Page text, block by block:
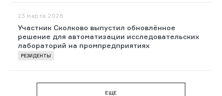
23 марта 2026
Участник Сколково выпустил обновлённое
решение для автоматизации исследовательских
лабораторий на промпредприятиях
РЕЗИДЕНТЫ
EЩЕ